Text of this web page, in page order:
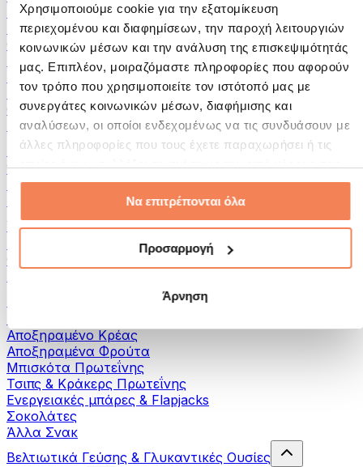
Χρησιμοποιούμε cookie για την εξατομίκευση
περιεχομένου και διαφημίσεων, την παροχή λειτουργιών
κοινωνικών μέσων και την ανάλυση της επισκεψιμότητάς
μας. Επιπλέον, μοιραζόμαστε πληροφορίες που αφορούν
τον τρόπο που χρησιμοποιείτε τον ιστότοπό μας με
συνεργάτες κοινωνικών μέσων, διαφήμισης και
αναλύσεων, οι οποίοι ενδεχομένως να τις συνδυάσουν με
άλλες πληροφορίες που τους έχετε παραχωρήσει ή τις
χρήση των υπηρεσιών τους.
Να επιτρέπονται όλα
Προσαρμογή
Άρνηση
Αλείμματα και Πάστες
Ψάρια
Φαγητό Έτοιμο για Κατανάλωση
Αυγά
Ψωμί & Αρτοσκευάσματα
Κρέας
Οσπρια
Άλλα Fitness Τρόφιμα
Βούτυρα Ξηρών Καρπών
100% Βούτυρα Ξηρών Καρπών
Γλυκά Βούτυρα Ξηρών Καρπών
Πρωτεϊνικά Βούτυρα Ξηρών Καρπών
Υπερτροφές
Πράσινες Υπερτροφές
Φυτικές Ίνες
Αποξηραμένο Κρέας
Αποξηραμένα Φρούτα
Μπισκότα Πρωτεΐνης
Τσιπς & Kράκερς Πρωτεΐνης
Ενεργειακές μπάρες & Flapjacks
Σοκολάτες
Άλλα Σνακ
Βελτιωτικά Γεύσης & Γλυκαντικές Ουσίες